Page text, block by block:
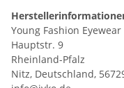
Young Fashion Eyewear
Hauptstr. 9
Rheinland-Pfalz
Nitz, Deutschland,